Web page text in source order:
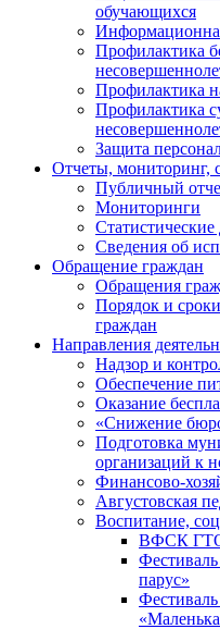
обучающихся
Профилактика
Профилактика
Защита
Отчеты, мониторинг,
Публичный
Мониторинги
Сведения об
Обращение граждан
Обращения
Порядок и
граждан
Направления
Надзор и
Обеспечение
Оказание
«Снижение
Подготовка
организаций к
Финансово-
Августовская
Воспитание,
ВФСК
парус»